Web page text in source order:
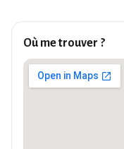
Où me trouver ?